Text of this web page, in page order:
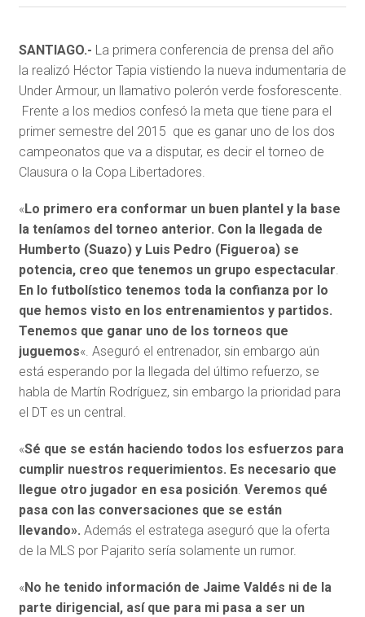
SANTIAGO.- La primera conferencia de prensa del año
la realizó Héctor Tapia vistiendo la nueva indumentaria de
Under Armour, un llamativo polerón verde fosforescente.
Frente a los medios confesó la meta que tiene para el
primer semestre del 2015 que es ganar uno de los dos
campeonatos que va a disputar, es decir el torneo de
Clausura o la Copa Libertadores.
«Lo primero era conformar un buen plantel y la base
la teníamos del torneo anterior. Con la llegada de
Humberto (Suazo) y Luis Pedro (Figueroa) se
potencia, creo que tenemos un grupo espectacular.
En lo futbolístico tenemos toda la confianza por lo
que hemos visto en los entrenamientos y partidos.
Tenemos que ganar uno de los torneos que
juguemos«. Aseguró el entrenador, sin embargo aún
está esperando por la llegada del último refuerzo, se
habla de Martín Rodríguez, sin embargo la prioridad para
el DT es un central.
«Sé que se están haciendo todos los esfuerzos para
cumplir nuestros requerimientos. Es necesario que
llegue otro jugador en esa posición. Veremos qué
pasa con las conversaciones que se están
llevando». Además el estratega aseguró que la oferta
de la MLS por Pajarito sería solamente un rumor.
«No he tenido información de Jaime Valdés ni de la
parte dirigencial, así que para mi pasa a ser un